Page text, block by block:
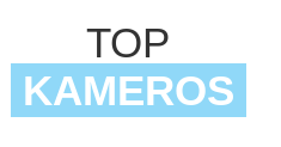
TOP
KAMEROS